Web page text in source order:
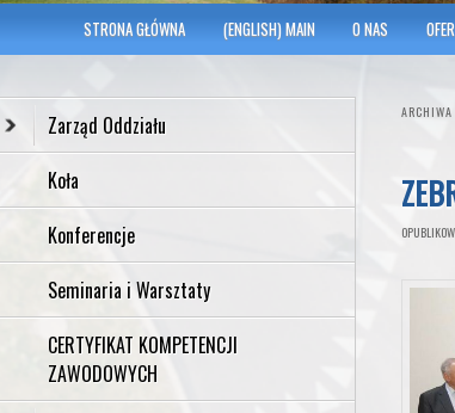
MENU GŁÓWNESTRONA GŁÓWNA (ENGLISH) MAIN O NAS
Zarząd Oddziału
Koła
Konferencje
Seminaria i Warsztaty
CERTYFIKAT KOMPETENCJI
ZAWODOWYCH